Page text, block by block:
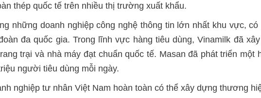
thép quốc tế trên nhiều thị trường xuất khẩu.
những doanh nghiệp công nghệ thông tin lớn nhất khu vực,
đa quốc gia. Trong lĩnh vực hàng tiêu dùng, Vinamilk đã
trại và nhà máy đạt chuẩn quốc tế. Masan đã phát triển một
người tiêu dùng mỗi ngày.
nghiệp tư nhân Việt Nam hoàn toàn có thể xây dựng thương